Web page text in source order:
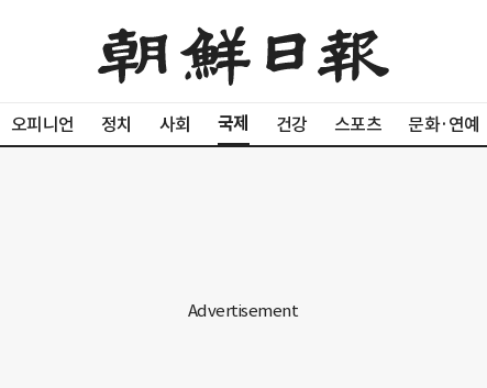
오피니언 정치 사회 국제 건강 스포츠 문화·연예